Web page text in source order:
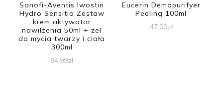
Sanofi-Aventis Iwostin
Hydro Sensitia Zestaw
krem aktywator
nawilżenia 50ml + żel
do mycia twarzy i ciała
300ml
84,99zł
Eucerin Demopurifyer
Peeling 100ml
47,00zł